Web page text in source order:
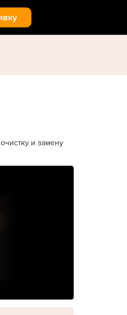
и замену